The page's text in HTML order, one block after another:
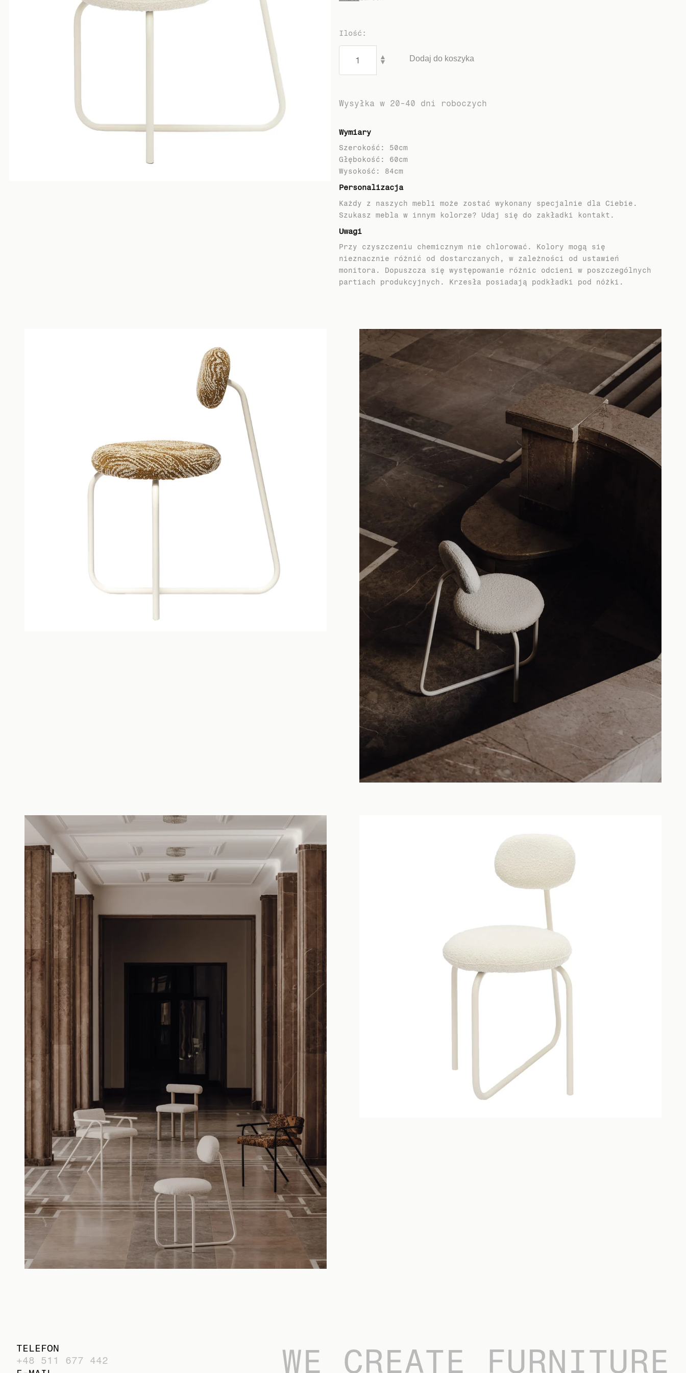
Ilość :
▲
▼ Dodaj do koszyka
Wysyłka w 20-40 dni roboczych
Wymiary
Szerokość: 50cm
Głębokość: 60cm
Personalizacja
Każdy z naszych mebli może zostać wykonany specjalnie dla Ciebie.
Szukasz mebla w innym kolorze? Udaj się do zakładki kontakt.
Uwagi
Przy czyszczeniu chemicznym nie chlorować. Kolory mogą się
nieznacznie różnić od dostarczanych, w zależności od ustawień
monitora. Dopuszcza się występowanie różnic odcieni w poszczególnych
partiach produkcyjnych. Krzesła posiadają podkładki pod nóżki.
TELEFON
+48 511 677 442
WE CREATE FURNITURE